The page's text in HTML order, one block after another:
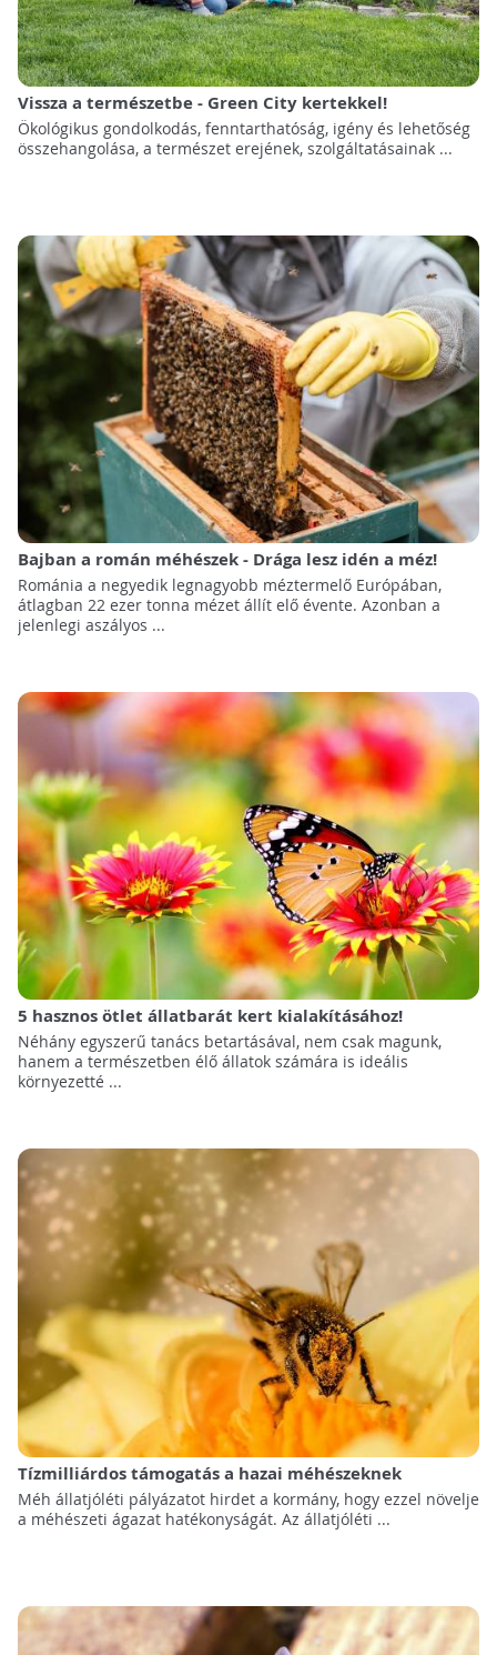
Vissza a természetbe - Green City kertekkel!
Ökológikus gondolkodás, fenntarthatóság, igény és lehetőség
összehangolása, a természet erejének, szolgáltatásainak ...
Bajban a román méhészek - Drága lesz idén a méz!
Románia a negyedik legnagyobb méztermelő Európában,
átlagban 22 ezer tonna mézet állít elő évente. Azonban a
jelenlegi aszályos ...
5 hasznos ötlet állatbarát kert kialakításához!
Néhány egyszerű tanács betartásával, nem csak magunk,
hanem a természetben élő állatok számára is ideális
környezetté ...
Tízmilliárdos támogatás a hazai méhészeknek
Méh állatjóléti pályázatot hirdet a kormány, hogy ezzel növelje
a méhészeti ágazat hatékonyságát. Az állatjóléti ...